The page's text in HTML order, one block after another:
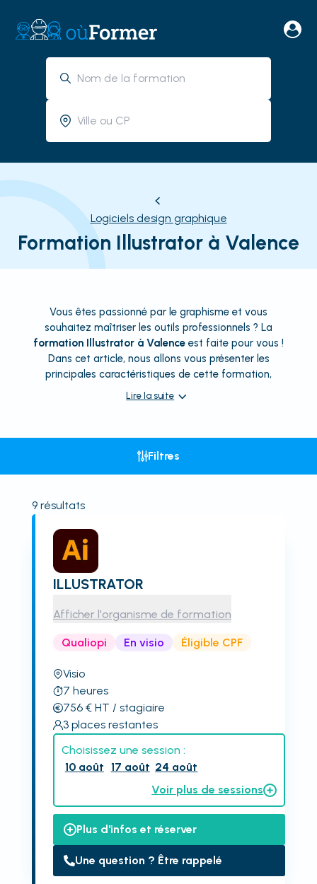
Logiciels design graphique
Formation Illustrator à Valence
Vous êtes passionné par le graphisme et vous
souhaitez maîtriser les outils professionnels ? La
formation Illustrator à Valence est faite pour vous !
Dans cet article, nous allons vous présenter les
principales caractéristiques de cette formation,
Lire la suite
Filtres
9résultats
ILLUSTRATOR
Afficher l'organisme de formation
Qualiopi En visio Éligible CPF
Visio
7 heures
756€ HT / stagiaire
3 places restantes
Choisissez une session :
10 août 17 août 24 août
Voir plus de sessions
Plus d'infos et réserver
Une question ? Être rappelé